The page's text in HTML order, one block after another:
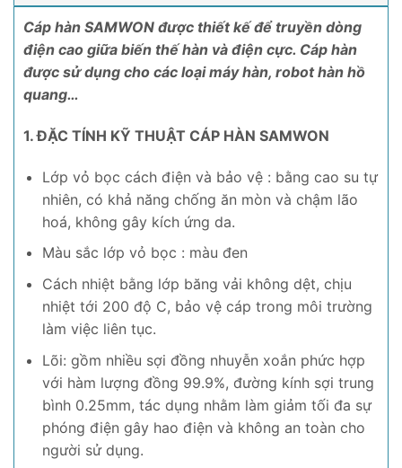
Cáp hàn SAMWON được thiết kế để truyền dòng
điện cao giữa biến thế hàn và điện cực. Cáp hàn
được sử dụng cho các loại máy hàn, robot hàn hồ
quang…
1. ĐẶC TÍNH KỸ THUẬT CÁP HÀN SAMWON
Lớp vỏ bọc cách điện và bảo vệ : bằng cao su tự
nhiên, có khả năng chống ăn mòn và chậm lão
hoá, không gây kích ứng da.
Màu sắc lớp vỏ bọc : màu đen
Cách nhiệt bằng lớp băng vải không dệt, chịu
nhiệt tới 200 độ C, bảo vệ cáp trong môi trường
làm việc liên tục.
Lõi: gồm nhiều sợi đồng nhuyễn xoắn phức hợp
với hàm lượng đồng 99.9%, đường kính sợi trung
bình 0.25mm, tác dụng nhằm làm giảm tối đa sự
phóng điện gây hao điện và không an toàn cho
người sử dụng.